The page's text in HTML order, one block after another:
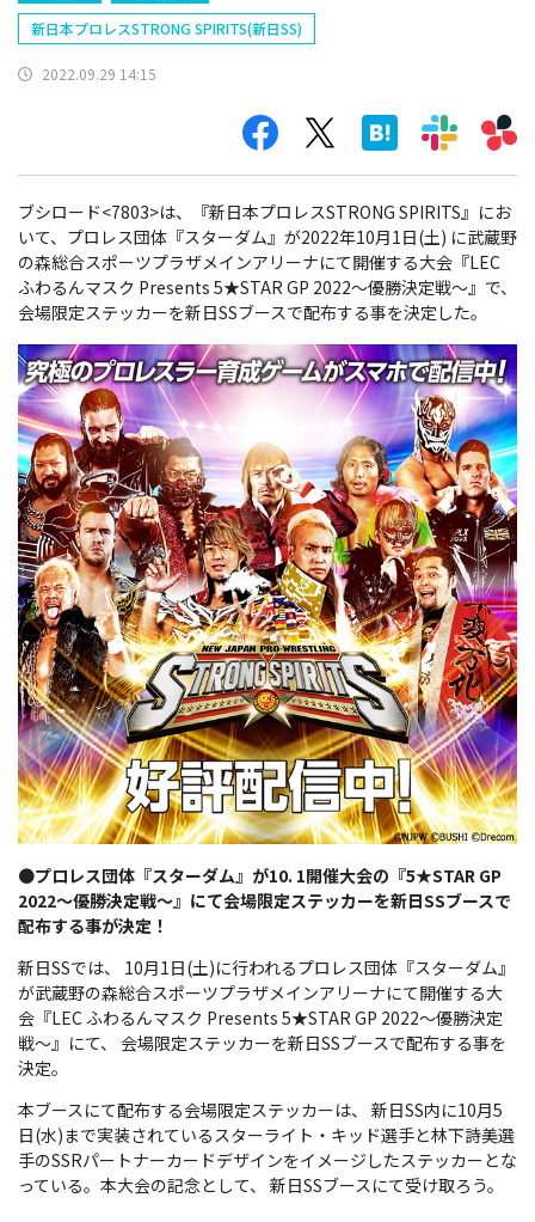
新日本プロレスSTRONG SPIRITS(新日SS)
2022.09.29 14:15
ブシロード<7803>は、『新日本プロレスSTRONG SPIRITS』にお
いて、プロレス団体『スターダム』が2022年10月1日(土) に武蔵野
の森総合スポーツプラザメインアリーナにて開催する大会『LEC
ふわるんマスク Presents 5★STAR GP 2022～優勝決定戦～』で、
会場限定ステッカーを新日SSブースで配布する事を決定した。
●プロレス団体『スターダム』が10. 1開催大会の『5★STAR GP
2022～優勝決定戦～』にて会場限定ステッカーを新日SSブースで
配布する事が決定！
新日SSでは、 10月1日(土)に行われるプロレス団体『スターダム』
が武蔵野の森総合スポーツプラザメインアリーナにて開催する大
会『LEC ふわるんマスク Presents 5★STAR GP 2022～優勝決定
戦～』にて、 会場限定ステッカーを新日SSブースで配布する事を
決定。
本ブースにて配布する会場限定ステッカーは、 新日SS内に10月5
日(水)まで実装されているスターライト・キッド選手と林下詩美選
手のSSRパートナーカードデザインをイメージしたステッカーとな
っている。 本大会の記念として、 新日SSブースにて受け取ろう。